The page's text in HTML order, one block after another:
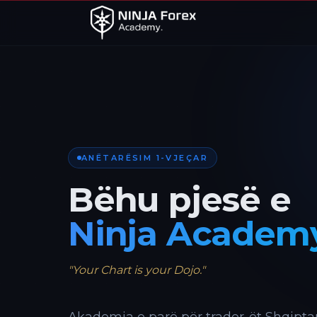
ANËTARËSIM 1-VJEÇAR
Bëhu pjesë e
Ninja
"Your Chart is your Dojo."